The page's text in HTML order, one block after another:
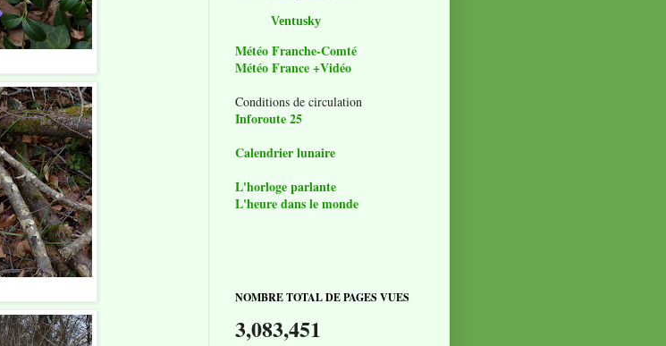
Ventusky
Météo Franche-Comté
Météo France +Vidéo
Conditions de circulation
Inforoute 25
Calendrier lunaire
L'horloge parlante
L'heure dans le monde
NOMBRE TOTAL DE PAGES VUES
3,083,451